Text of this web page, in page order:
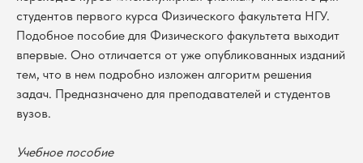
студентов первого курса Физического факультета НГУ.
Подобное пособие для Физического факультета выходит
впервые. Оно отличается от уже опубликованных изданий
тем, что в нем подробно изложен алгоритм решения
задач. Предназначено для преподавателей и студентов
вузов.
Учебное пособие